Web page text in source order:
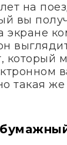
на
вы
экране
который
такая